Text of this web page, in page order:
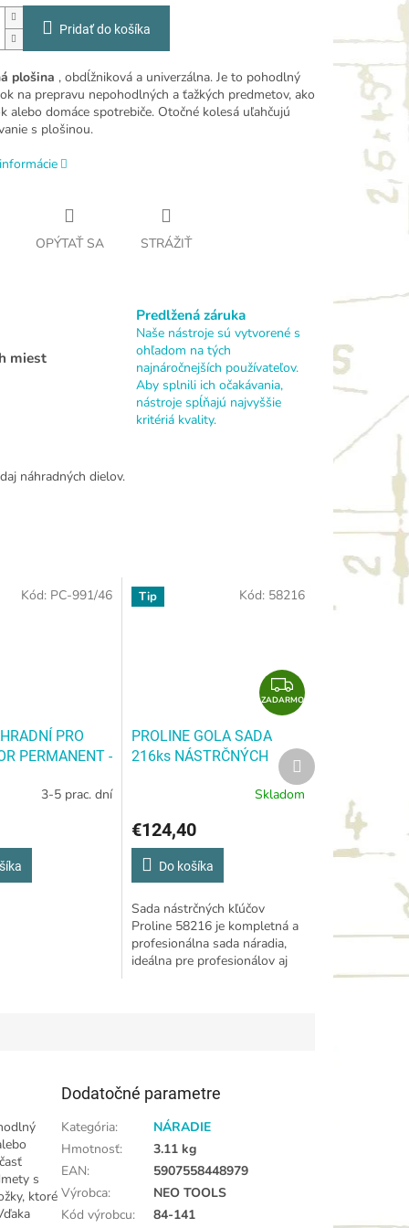
Pridať do košíka
plošina , obdĺžniková a univerzálna. Je to pohodlný
na prepravu nepohodlných a ťažkých predmetov, ako
alebo domáce spotrebiče. Otočné kolesá uľahčujú
s plošinou.
OPÝTAŤ SA STRÁŽIŤ
miest
Predlžená záruka
Naše nástroje sú vytvorené s
ohľadom na tých
najnáročnejších používateľov.
Aby splnili ich očakávania,
nástroje spĺňajú najvyššie
kritériá kvality.
náhradných dielov.
PRO
PERMANENT -
TUHY
ČERNÉ - PC-
3-5 prac. dní
Kód: PC-991/46 Tip
Z
A
A
R
M
ZADARMO
PROLINE GOLA SADA
216ks NÁSTRČNÝCH
PROLINE
NÁSTRČNÝCH HLAVÍC,
CRV, S2, 1/2", 3/8", 1/4",
BMC
Skladom
€124,40
Do košíka
Sada nástrčných kľúčov
Proline 58216 je kompletná a
profesionálna sada náradia,
ideálna pre profesionálov aj
Kód: 58216
Ďalší
produkt
s
ktoré
Dodatočné parametre
Kategória:
NÁRADIE
Hmotnosť:
3.11 kg
EAN:
5907558448979
Výrobca:
NEO TOOLS
Kód výrobcu: 84-141